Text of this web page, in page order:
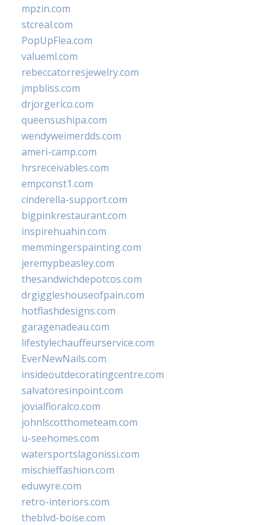
mpzin.com
stcreal.com
PopUpFlea.com
valueml.com
rebeccatorresjewelry.com
jmpbliss.com
drjorgerico.com
queensushipa.com
wendyweimerdds.com
ameri-camp.com
hrsreceivables.com
empconst1.com
cinderella-support.com
bigpinkrestaurant.com
inspirehuahin.com
memmingerspainting.com
jeremypbeasley.com
thesandwichdepotcos.com
drgiggleshouseofpain.com
hotflashdesigns.com
garagenadeau.com
lifestylechauffeurservice.com
EverNewNails.com
insideoutdecoratingcentre.com
salvatoresinpoint.com
jovialfloralco.com
johnlscotthometeam.com
u-seehomes.com
watersportslagonissi.com
mischieffashion.com
eduwyre.com
retro-interiors.com
theblvd-boise.com